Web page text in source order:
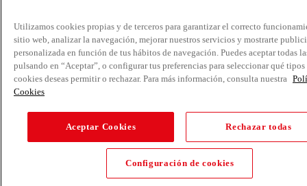
Utilizamos cookies propias y de terceros para garantizar el correcto
sitio web, analizar la navegación, mejorar nuestros servicios y mostrarte
personalizada en función de tus hábitos de navegación. Puedes aceptar todas
pulsando en “Aceptar”, o configurar tus preferencias para seleccionar qué tipos
cookies deseas permitir o rechazar. Para más información, consulta nuestra
Cookies
Aceptar Cookies Rechazar todas
Configuración de cookies